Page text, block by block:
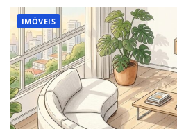
IMÓVEIS